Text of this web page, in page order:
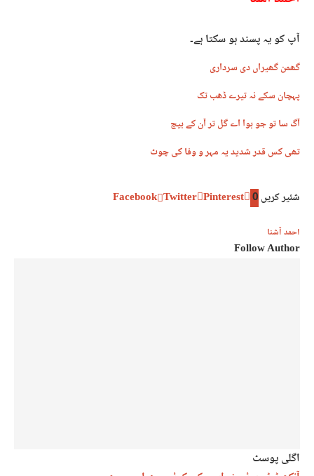
آپ کو یہ پسند ہو سکتا ہے۔
گھمن گھیراں دی سرداری
پہچان سکے نہ تیرے ڈھب تک
آگ سا تو جو ہوا اے گل تر آن کے بیچ
تھی کس قدر شدید یہ مہر و وفا کی چوٹ
شئیر کریں0
Facebook Twitter Pinterest
احمد آشنا
Follow Author
اگلی پوسٹ